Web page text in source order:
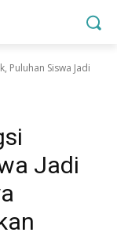
Puluhan Siswa Jadi
Jadi